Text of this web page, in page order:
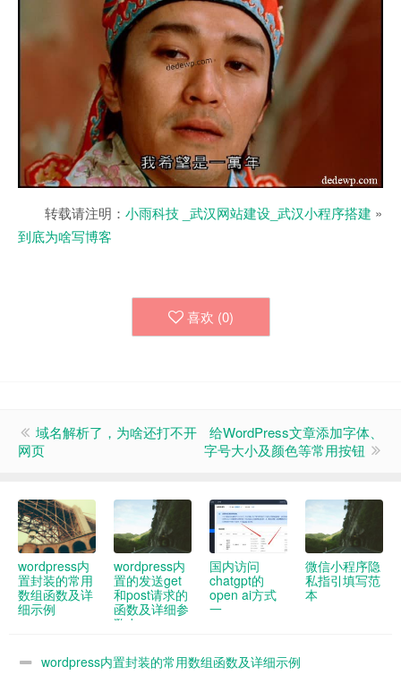
转载请注明： 小雨科技 _武汉网站建设_武汉小程序搭建 »
到底为啥写博客
喜欢 (0)
域名解析了，为啥还打不开
网页
给WordPress文章添加字体、
字号大小及颜色等常用按钮
wordpress内
置封装的常用
数组函数及详
细示例
wordpress内
置的发送get
和post请求的
函数及详细参
数demo
国内访问
chatgpt的
open ai方式
一
微信小程序隐
私指引填写范
本
wordpress内置封装的常用数组函数及详细示例